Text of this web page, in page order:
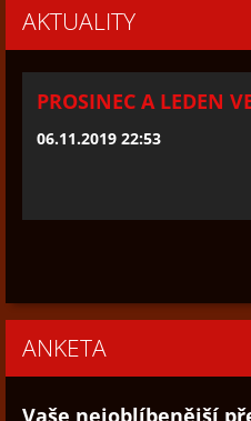
AKTUALITY
PROSINEC A LEDEN
06.11.2019 22:53
ANKETA
Vaše nejoblíbenější